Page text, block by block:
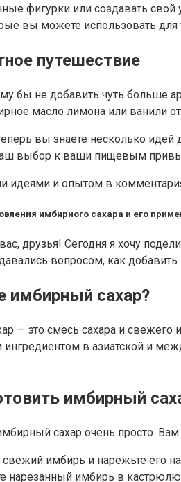
фигурки или создавать
вы можете использовать для
путешествие
бы не добавить чуть больше
масло лимона или ванили
вы знаете несколько
выбор к ваши пищевым
идеями и опытом в
имбирного сахара и его
друзья! Сегодня я хочу
вопросом, как
имбирный сахар?
— это смесь сахара и
в азиатской и
имбирный
сахар очень просто.
свежий имбирь и нарежьте его
нарезанный имбирь в кастрюлю